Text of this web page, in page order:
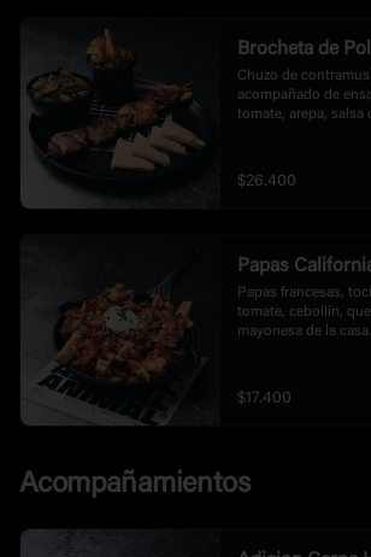
Brocheta de
Chuzo de
acompañado de
tomate, arepa, salsa
$26.400
Papas
Papas francesas,
tomate, cebollín,
mayonesa de la casa.
$17.400
Acompañamientos